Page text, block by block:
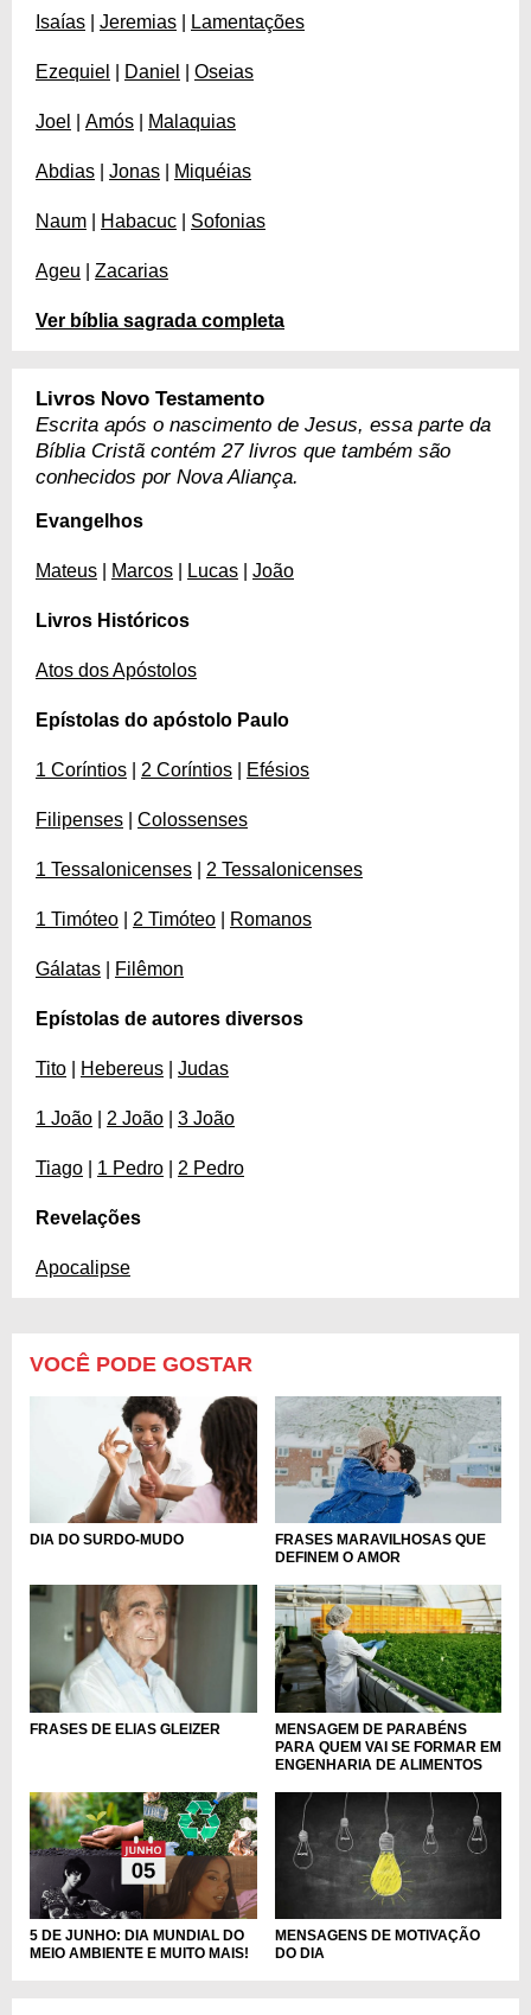
Isaías Jeremias Lamentações
Ezequiel Daniel Oseias
Joel Amós Malaquias
Abdias Jonas Miquéias
Naum Habacuc Sofonias
Ageu Zacarias
Ver bíblia sagrada completa
Livros Novo Testamento
Escrita após o nascimento de Jesus, essa parte da
Bíblia Cristã contém 27 livros que também são
conhecidos por Nova Aliança.
Evangelhos
Mateus Marcos Lucas João
Livros Históricos
Atos dos Apóstolos
Epístolas do apóstolo Paulo
1 Coríntios 2 Coríntios Efésios
Filipenses Colossenses
1 Tessalonicenses 2 Tessalonicenses
1 Timóteo 2 Timóteo Romanos
Gálatas Filêmon
Epístolas de autores diversos
Tito Hebereus Judas
1 João 2 João 3 João
Tiago 1 Pedro 2 Pedro
Revelações
Apocalipse
VOCÊ PODE GOSTAR
DIA DO SURDO-MUDO
FRASES MARAVILHOSAS QUE
DEFINEM O AMOR
FRASES DE ELIAS GLEIZER
MENSAGEM DE PARABÉNS
PARA QUEM VAI SE FORMAR EM
ENGENHARIA DE ALIMENTOS
5 DE JUNHO: DIA MUNDIAL DO
MEIO AMBIENTE E MUITO MAIS!
MENSAGENS DE MOTIVAÇÃO
DO DIA